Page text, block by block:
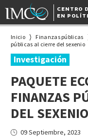
CENTRO
EN
Inicio Finanzas públicas
públicas al cierre del sexenio
Investigación
PAQUETE
FINANZAS
DEL SEXENIO
09 Septiembre, 2023